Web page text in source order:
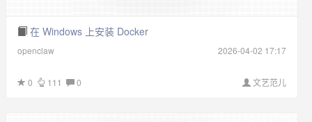
在 Windows 上安装 Docker
openclaw 2026-04-02 17:17
文艺范儿
0 111 0